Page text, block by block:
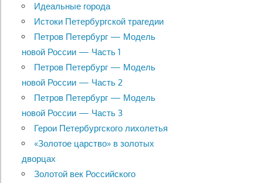
Идеальные города
Истоки Петербургской трагедии
Петров Петербург — Модель
новой России — Часть 1
Петров Петербург — Модель
новой России — Часть 2
Петров Петербург — Модель
новой России — Часть 3
Герои Петербургского лихолетья
«Золотое царство» в золотых
дворцах
Золотой век Российского